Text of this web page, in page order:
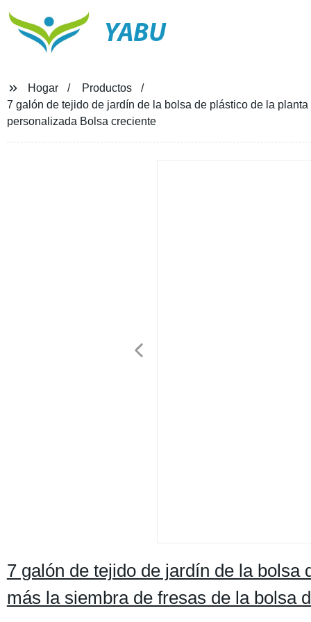
YABU
Hogar
Productos
7 galón de tejido de jardín de la bolsa de plástico de la
personalizada Bolsa creciente
7 galón de tejido de jardín de la
más la siembra de fresas de la bolsa